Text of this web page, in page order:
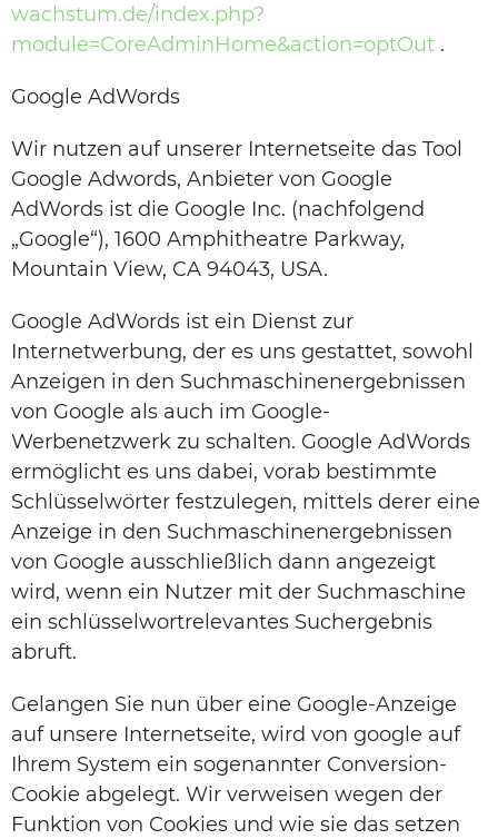
wachstum.de/index.php?
module=CoreAdminHome&action=optOut .
Google AdWords
Wir nutzen auf unserer Internetseite das Tool
Google Adwords, Anbieter von Google
AdWords ist die Google Inc. (nachfolgend
„Google“), 1600 Amphitheatre Parkway,
Mountain View, CA 94043, USA.
Google AdWords ist ein Dienst zur
Internetwerbung, der es uns gestattet, sowohl
Anzeigen in den Suchmaschinenergebnissen
von Google als auch im Google-
Werbenetzwerk zu schalten. Google AdWords
ermöglicht es uns dabei, vorab bestimmte
Schlüsselwörter festzulegen, mittels derer eine
Anzeige in den Suchmaschinenergebnissen
von Google ausschließlich dann angezeigt
wird, wenn ein Nutzer mit der Suchmaschine
ein schlüsselwortrelevantes Suchergebnis
abruft.
Gelangen Sie nun über eine Google-Anzeige
auf unsere Internetseite, wird von google auf
Ihrem System ein sogenannter Conversion-
Cookie abgelegt. Wir verweisen wegen der
Funktion von Cookies und wie sie das setzen